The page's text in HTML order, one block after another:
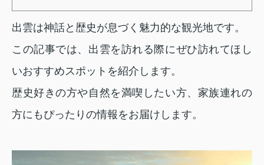
出雲は神話と歴史が息づく魅力的な観光地です。
この記事では、出雲を訪れる際にぜひ訪れてほし
いおすすめスポットを紹介します。
歴史好きの方や自然を満喫したい方、家族連れの
方にもぴったりの情報をお届けします。